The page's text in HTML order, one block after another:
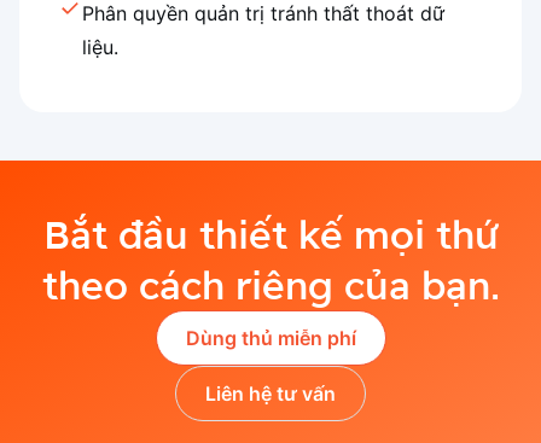
Phân quyền quản trị tránh thất thoát dữ
liệu.
Bắt đầu thiết kế mọi thứ
theo cách riêng của bạn.
Dùng thủ miễn phí
Liên hệ tư vấn